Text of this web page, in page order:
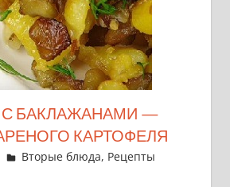
БАКЛАЖАНАМИ —
КАРТОФЕЛЯ
admin
Вторые блюда, Рецепты